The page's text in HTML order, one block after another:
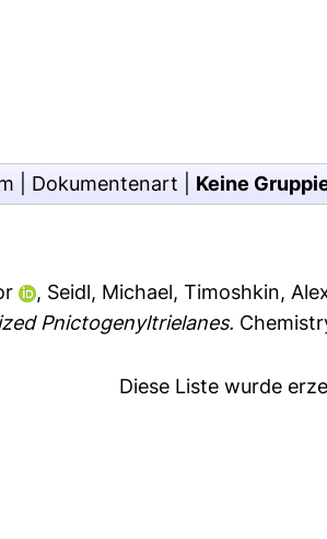
Dokumentenart Keine
, Seidl, Michael,Timoshkin,
Pnictogenyltrielanes.
Diese Liste wurde